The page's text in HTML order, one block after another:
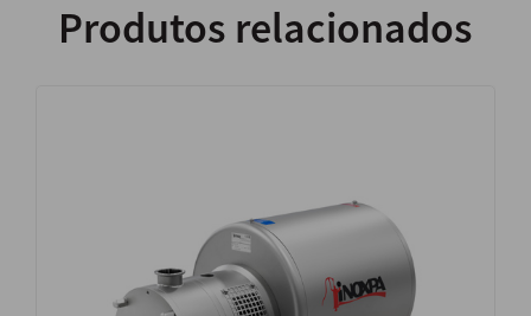
Produtos relacionados